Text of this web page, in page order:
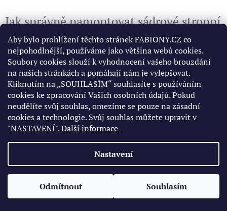
Aby bylo prohlížení těchto stránek FABIONY.CZ co
nejpohodlnější, používáme jako většina webů cookies.
Soubory cookies slouží k vyhodnocení vašeho brouzdání
na našich stránkách a pomáhají nám je vylepšovat.
Kliknutím na „SOUHLASÍM“ souhlasíte s používáním
cookies ke zpracování Vašich osobních údajů. Pokud
neudělíte svůj souhlas, omezíme se pouze na zásadní
cookies a technologie. Svůj souhlas můžete upravit v
"NASTAVENÍ".Další informace
Nastavení
Odmítnout Souhlasím
Jak správně namontovat sádrové stropní
lišty-fabiony
Jak správně namontovat sádrové stropní lišty. Fabiony. Montáž
sádrové stropní lišty, známé také jako fabion, je skvělý způsob, jak
dodat interiéru elegantní a luxusní...